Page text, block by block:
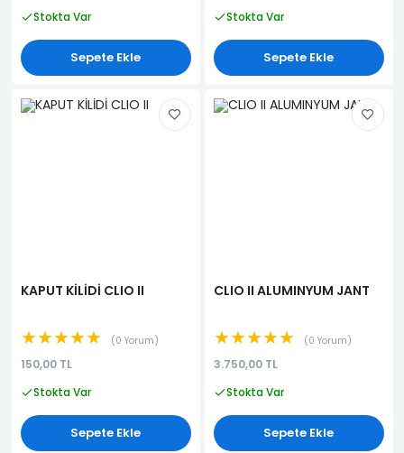
Stokta Var
Sepete Ekle
Stokta Var
Sepete Ekle
KAPUT KİLİDİ CLIO II
★★★★★ 0 Yorum
150,00 TL
Stokta Var
Sepete Ekle
CLIO II ALUMINYUM JANT
★★★★★ 0 Yorum
3.750,00 TL
Stokta Var
Sepete Ekle